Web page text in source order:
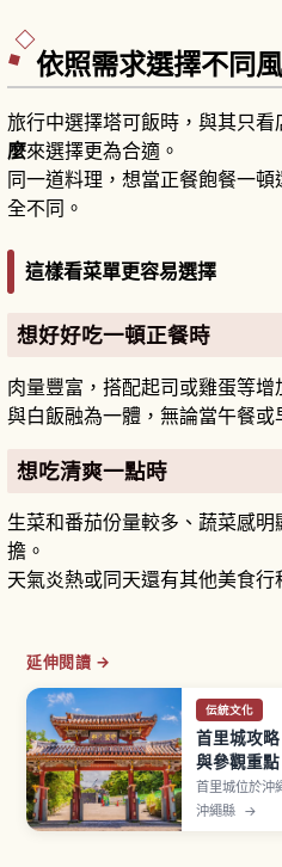
依照需求選擇不同
旅行中選擇塔可飯時，與其只看
麼來選擇更為合適。
同一道料理，想當正餐飽餐一
全不同。
這樣看菜單更容易選擇
想好好吃一頓正餐時
肉量豐富，搭配起司或雞蛋等增
與白飯融為一體，無論當午餐或
想吃清爽一點時
生菜和番茄份量較多、蔬菜感
擔。
天氣炎熱或同天還有其他美食行
延伸閱讀 →
伝統文化
首里城攻
與參觀重點
首里城位於沖
外交與文化中
沖繩縣 →